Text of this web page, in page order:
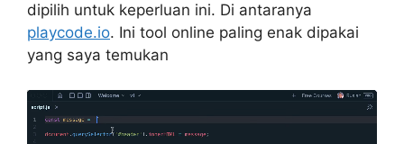
dipilih untuk keperluan ini. Di antaranya
playcode.io. Ini tool online paling enak dipakai
yang saya temukan